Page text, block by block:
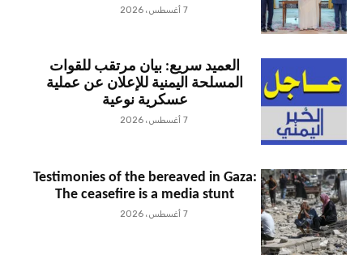
7 أغسطس، 2026
العميد سريع: بيان مرتقب للقوات
المسلحة اليمنية للإعلان عن عملية
عسكرية نوعية
7 أغسطس، 2026
Testimonies of the bereaved in Gaza:
The ceasefire is a media stunt
7 أغسطس، 2026